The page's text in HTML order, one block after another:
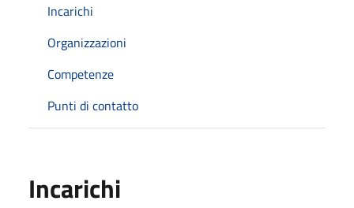
Incarichi
Organizzazioni
Competenze
Punti di contatto
Incarichi